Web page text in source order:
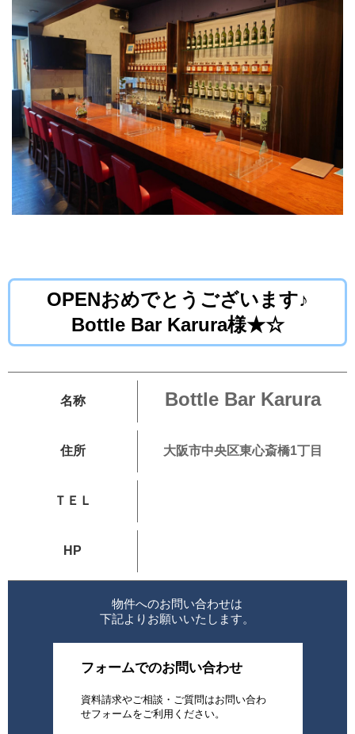
OPENおめでとうございます♪
Bottle Bar Karura様★☆
名称 Bottle Bar Karura
住所 大阪市中央区東心斎橋1丁目
ＴＥＬ
HP
物件へのお問い合わせは
下記よりお願いいたします。
フォームでのお問い合わせ
資料請求やご相談・ご質問はお問い合わ
せフォームをご利用ください。